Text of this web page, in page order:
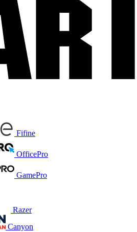
Fifine
OfficePro
GamePro
Razer
Canyon